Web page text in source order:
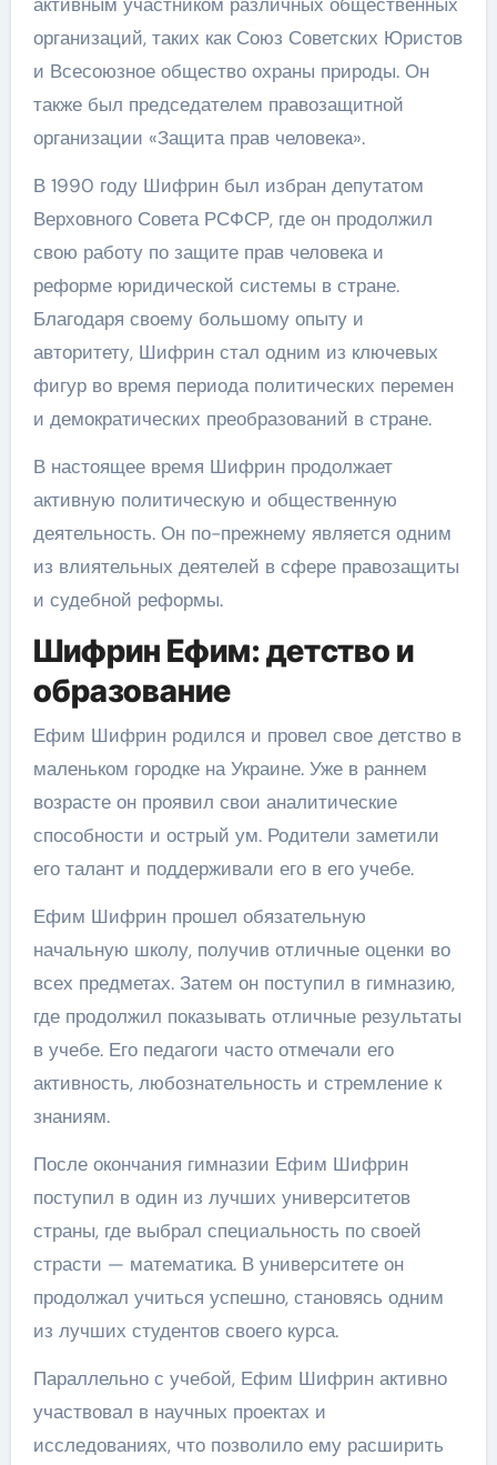
организаций, таких как Союз Советских Юристов
и Всесоюзное общество охраны природы. Он
также был председателем правозащитной
организации «Защита прав человека».
В 1990 году Шифрин был избран депутатом
Верховного Совета РСФСР, где он продолжил
свою работу по защите прав человека и
реформе юридической системы в стране.
Благодаря своему большому опыту и
авторитету, Шифрин стал одним из ключевых
фигур во время периода политических перемен
и демократических преобразований в стране.
В настоящее время Шифрин продолжает
активную политическую и общественную
деятельность. Он по-прежнему является одним
из влиятельных деятелей в сфере правозащиты
и судебной реформы.
Шифрин Ефим: детство и
образование
Ефим Шифрин родился и провел свое детство в
маленьком городке на Украине. Уже в раннем
возрасте он проявил свои аналитические
способности и острый ум. Родители заметили
его талант и поддерживали его в его учебе.
Ефим Шифрин прошел обязательную
начальную школу, получив отличные оценки во
всех предметах. Затем он поступил в гимназию,
где продолжил показывать отличные результаты
в учебе. Его педагоги часто отмечали его
активность, любознательность и стремление к
знаниям.
После окончания гимназии Ефим Шифрин
поступил в один из лучших университетов
страны, где выбрал специальность по своей
страсти — математика. В университете он
продолжал учиться успешно, становясь одним
из лучших студентов своего курса.
Параллельно с учебой, Ефим Шифрин активно
участвовал в научных проектах и
исследованиях, что позволило ему расширить